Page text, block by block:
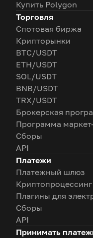
Купить Polygon
Торговля
Спотовая биржа
Крипторынки
BTC/USDT
ETH/USDT
SOL/USDT
BNB/USDT
TRX/USDT
Брокерская
Программа
Сборы
API
Платежи
Платежный шлюз
Криптопроцессинг
Плагины для
Сборы
API
Принимать